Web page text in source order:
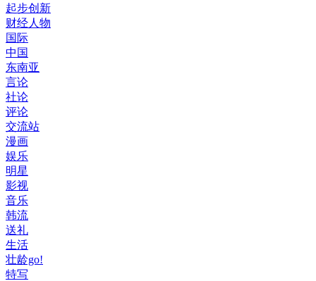
起步创新
财经人物
国际
中国
东南亚
言论
社论
评论
交流站
漫画
娱乐
明星
影视
音乐
韩流
送礼
生活
壮龄go!
特写